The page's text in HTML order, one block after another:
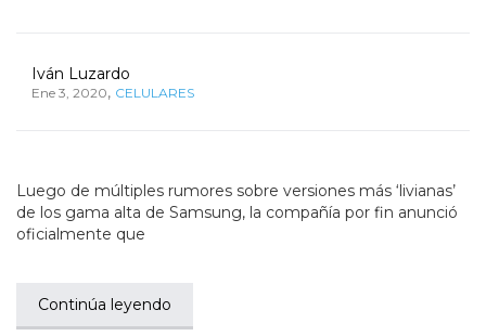
Iván Luzardo
Ene 3, 2020, CELULARES
Luego de múltiples rumores sobre versiones más ‘livianas’
de los gama alta de Samsung, la compañía por fin anunció
oficialmente que
Continúa leyendo